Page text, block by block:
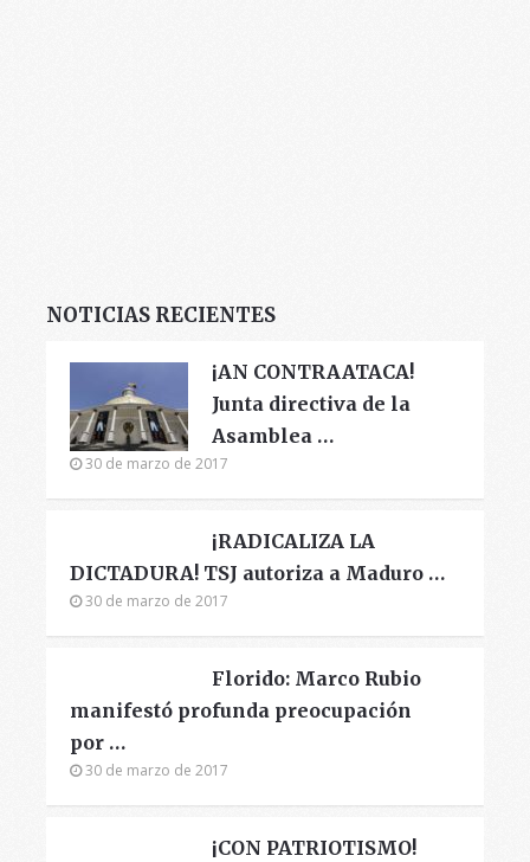
NOTICIAS RECIENTES
¡AN CONTRAATACA!
Junta directiva de la
Asamblea …
30 de marzo de 2017
¡RADICALIZA LA
DICTADURA! TSJ autoriza a Maduro …
30 de marzo de 2017
Florido: Marco Rubio
manifestó profunda preocupación
por …
30 de marzo de 2017
¡CON PATRIOTISMO!